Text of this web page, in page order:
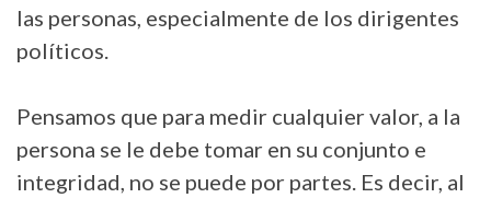
las personas, especialmente de los dirigentes
políticos.
Pensamos que para medir cualquier valor, a la
persona se le debe tomar en su conjunto e
integridad, no se puede por partes. Es decir, al